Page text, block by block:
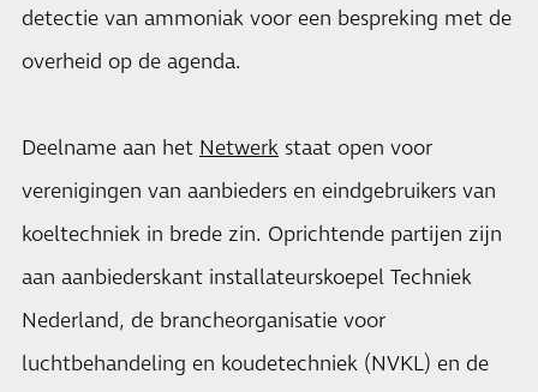
detectie van ammoniak voor een bespreking met de
overheid op de agenda.
Deelname aan het Netwerk staat open voor
verenigingen van aanbieders en eindgebruikers van
koeltechniek in brede zin. Oprichtende partijen zijn
aan aanbiederskant installateurskoepel Techniek
Nederland, de brancheorganisatie voor
luchtbehandeling en koudetechniek (NVKL) en de